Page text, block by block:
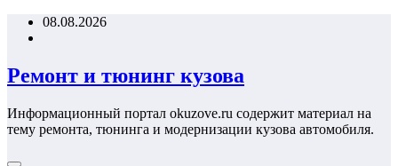
Перейти08.08.2026
Ремонт и тюнинг кузова
Информационный портал okuzove.ru содержит материал на
тему ремонта, тюнинга и модернизации кузова автомобиля.